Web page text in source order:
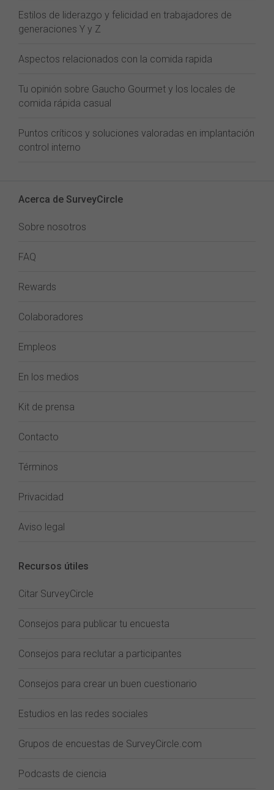
Estilos de liderazgo y felicidad en trabajadores de
generaciones Y y Z
Aspectos relacionados con la comida rapida
Tu opinión sobre Gaucho Gourmet y los locales de
comida rápida casual
Puntos críticos y soluciones valoradas en implantación
control interno
Acerca de SurveyCircle
Sobre nosotros
FAQ
Rewards
Colaboradores
Empleos
En los medios
Kit de prensa
Contacto
Términos
Privacidad
Aviso legal
Recursos útiles
Citar SurveyCircle
Consejos para publicar tu encuesta
Consejos para reclutar a participantes
Consejos para crear un buen cuestionario
Estudios en las redes sociales
Grupos de encuestas de SurveyCircle.com
Podcasts de ciencia